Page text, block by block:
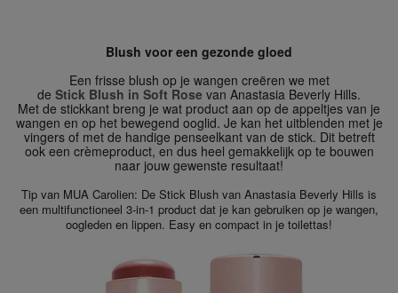
Blush voor een gezonde gloed
Een frisse blush op je wangen creëren we met
de Stick Blush in Soft Rose van Anastasia Beverly Hills.
Met de stickkant breng je wat product aan op de appeltjes van je
wangen en op het bewegend ooglid. Je kan het uitblenden met je
vingers of met de handige penseelkant van de stick. Dit betreft
ook een crèmeproduct, en dus heel gemakkelijk op te bouwen
naar jouw gewenste resultaat!
Tip van MUA Carolien: De Stick Blush van Anastasia Beverly Hills is
een multifunctioneel 3-in-1 product dat je kan gebruiken op je wangen,
oogleden en lippen. Easy en compact in je toilettas!